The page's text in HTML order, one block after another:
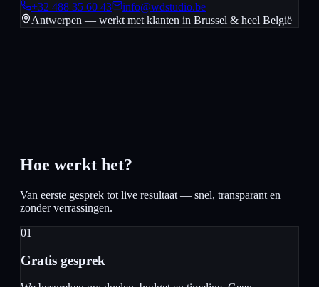
+32 488 35 60 43
info@wdstudio.be
Antwerpen — werkt met klanten in Brussel & heel België
Hoe werkt het?
Van eerste gesprek tot live resultaat — snel, transparant en
zonder verrassingen.
01
Gratis gesprek